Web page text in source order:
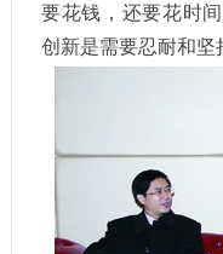
要花钱，还要花时
创新是需要忍耐和坚